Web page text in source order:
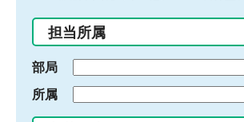
入
力
担当所属
部局
所属